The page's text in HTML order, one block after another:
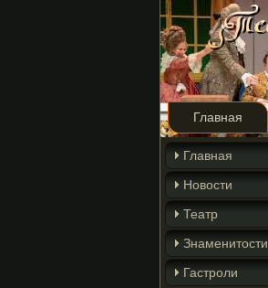
Главная
Главная
Новости
Театр
Знаменитости
Гастроли